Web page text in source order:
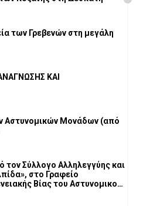
των Γρεβενών στη μεγάλη
ΚΑΙ
Μονάδων (από
Σύλλογο Αλληλεγγύης και
στο Γραφείο
Βίας του Αστυνομικού